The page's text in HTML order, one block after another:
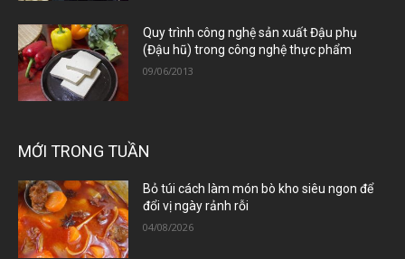
Quy trình công nghệ sản xuất Đậu phụ
(Đậu hũ) trong công nghệ thực phẩm
09/06/2013
MỚI TRONG TUẦN
Bỏ túi cách làm món bò kho siêu ngon để
đổi vị ngày rảnh rỗi
04/08/2026